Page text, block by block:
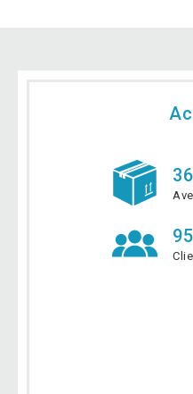
95